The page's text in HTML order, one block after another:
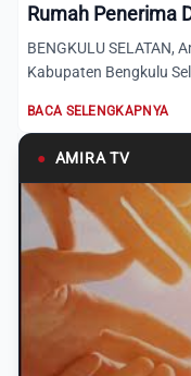
Rumah Penerima
BENGKULU SELATAN,
Kabupaten Bengkulu
BACA SELENGKAPNYA
● AMIRA TV